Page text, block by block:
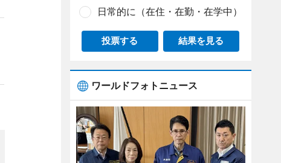
日常的に（在住・在勤・在学中）
投票する 結果を見る
ワールドフォトニュース